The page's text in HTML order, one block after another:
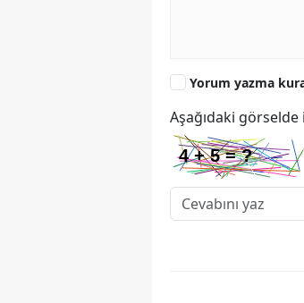
Yorum yazma
Aşağıdaki